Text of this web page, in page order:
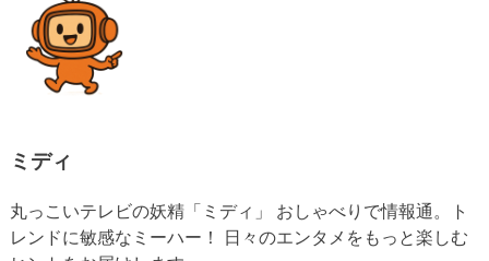
ミディ
丸っこいテレビの妖精「ミディ」 おしゃべりで情報通。ト
レンドに敏感なミーハー！ 日々のエンタメをもっと楽しむ